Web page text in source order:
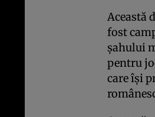
Această
fost
șahului
pentru
care își